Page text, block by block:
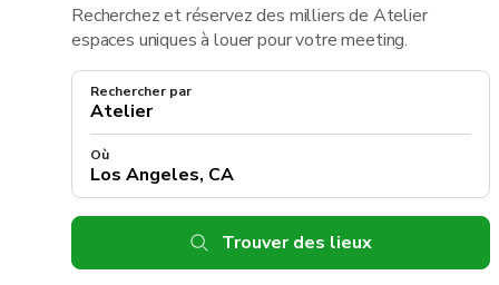
Recherchez et réservez des milliers de Atelier
espaces uniques à louer pour votre meeting.
Rechercher par
Où
Trouver des lieux